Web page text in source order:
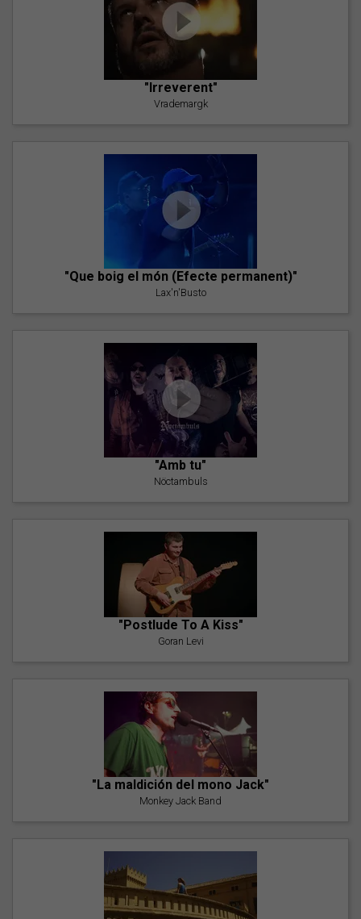
"Irreverent"
Vrademargk
"Que boig el món (Efecte permanent)"
Lax'n'Busto
"Amb tu"
Nöctambuls
"Postlude To A Kiss"
Goran Levi
"La maldición del mono Jack"
Monkey Jack Band